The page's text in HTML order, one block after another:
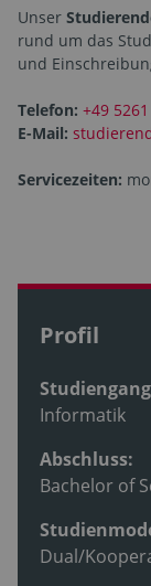
Unser
rund um das
und
Telefon: +49
E-Mail:
Servicezeiten:
Profil
Informatik
Abschluss:
Bachelor of
Dual/